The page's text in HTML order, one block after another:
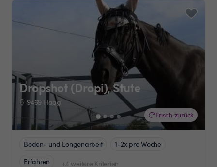
Frisch zurück
Dropshot (Dropi), Stute
9469 Haag
Boden- und Longenarbeit
1-2x pro Woche
Erfahren
+4 weitere Kriterien